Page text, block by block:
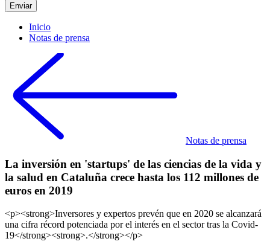
Inicio
Notas de prensa
Notas de prensa
La inversión en 'startups' de las ciencias de la vida y
la salud en Cataluña crece hasta los 112 millones de
euros en 2019
<p><strong>Inversores y expertos prevén que en 2020 se alcanzará
una cifra récord potenciada por el interés en el sector tras la Covid-
19</strong><strong>.</strong></p>